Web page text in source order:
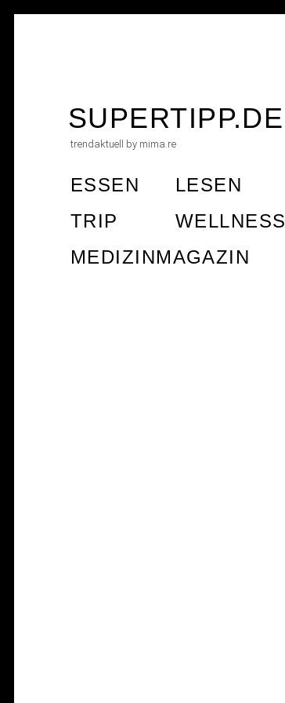
SUPERTIPP.DE
trendaktuell by mima.re
ESSEN
LESEN
TRIP
WELLNESS
MEDIZINMAGAZIN